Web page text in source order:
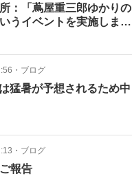
：「蔦屋重三郎ゆかりの
うイベントを実施しま
・ ブログ
猛暑が予想されるため中
・ ブログ
報告